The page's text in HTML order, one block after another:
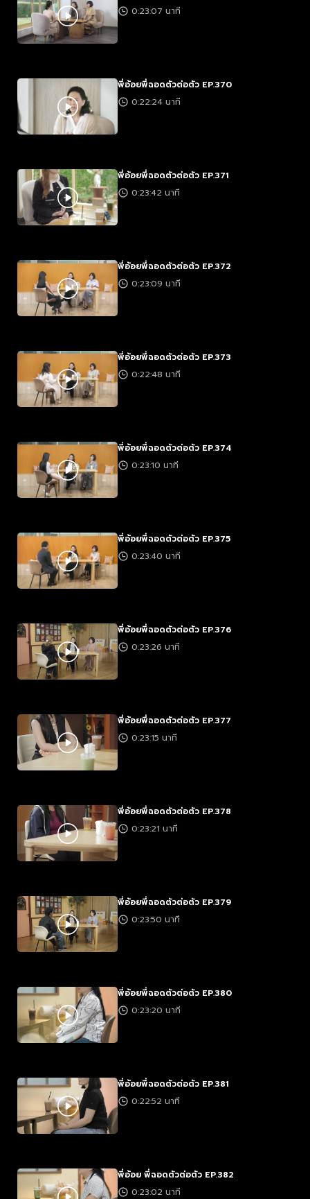
0:23:07 นาที
พี่อ้อยพี่ฉอดตัวต่อตัว EP.370
0:22:24 นาที
พี่อ้อยพี่ฉอดตัวต่อตัว EP.371
0:23:42 นาที
พี่อ้อยพี่ฉอดตัวต่อตัว EP.372
0:23:09 นาที
พี่อ้อยพี่ฉอดตัวต่อตัว EP.373
0:22:48 นาที
พี่อ้อยพี่ฉอดตัวต่อตัว EP.374
0:23:10 นาที
พี่อ้อยพี่ฉอดตัวต่อตัว EP.375
0:23:40 นาที
พี่อ้อยพี่ฉอดตัวต่อตัว EP.376
0:23:26 นาที
พี่อ้อยพี่ฉอดตัวต่อตัว EP.377
0:23:15 นาที
พี่อ้อยพี่ฉอดตัวต่อตัว EP.378
0:23:21 นาที
พี่อ้อยพี่ฉอดตัวต่อตัว EP.379
0:23:50 นาที
พี่อ้อยพี่ฉอดตัวต่อตัว EP.380
0:23:20 นาที
พี่อ้อยพี่ฉอดตัวต่อตัว EP.381
0:22:52 นาที
พี่อ้อย พี่ฉอดตัวต่อตัว EP.382
0:23:02 นาที